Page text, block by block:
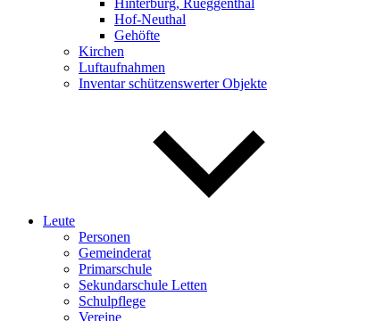
Hinterburg, Rüeggenthal
Hof-Neuthal
Gehöfte
Kirchen
Luftaufnahmen
Inventar schützenswerter Objekte
Leute
Personen
Gemeinderat
Primarschule
Sekundarschule Letten
Schulpflege
Vereine